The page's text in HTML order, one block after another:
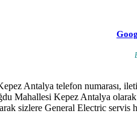
Antalya telefon numarası,
Mahallesi Kepez Antalya
sizlere General Electric servis